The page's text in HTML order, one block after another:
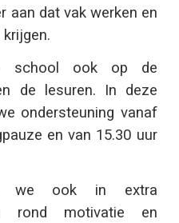
aan dat vak werken en
school ook op de
de lesuren. In deze
ondersteuning vanaf
en van 15.30 uur
we ook in extra
rond motivatie en